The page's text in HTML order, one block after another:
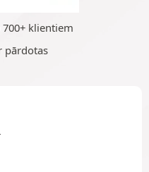
klientiem
pārdotas